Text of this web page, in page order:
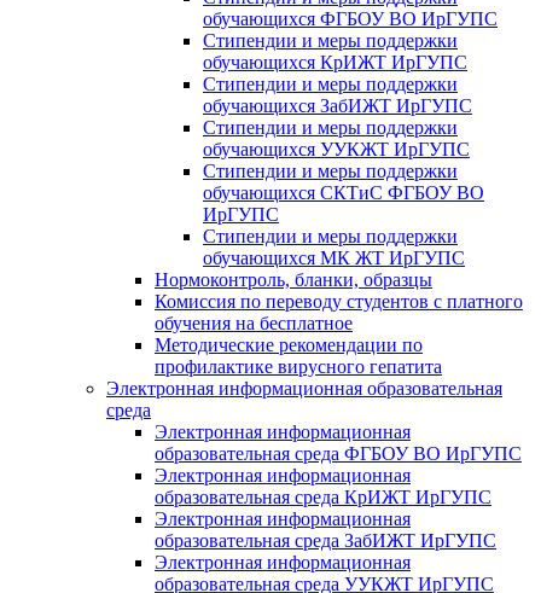
обучающихся ФГБОУ ВО ИрГУПС
Стипендии и меры поддержки
обучающихся КрИЖТ ИрГУПС
Стипендии и меры поддержки
обучающихся ЗабИЖТ ИрГУПС
Стипендии и меры поддержки
обучающихся УУКЖТ ИрГУПС
Стипендии и меры поддержки
обучающихся СКТиС ФГБОУ ВО
ИрГУПС
Стипендии и меры поддержки
обучающихся МК ЖТ ИрГУПС
Нормоконтроль, бланки, образцы
Комиссия по переводу студентов с платного
обучения на бесплатное
Методические рекомендации по
профилактике вирусного гепатита
Электронная информационная образовательная
среда
Электронная информационная
образовательная среда ФГБОУ ВО ИрГУПС
Электронная информационная
образовательная среда КрИЖТ ИрГУПС
Электронная информационная
образовательная среда ЗабИЖТ ИрГУПС
Электронная информационная
образовательная среда УУКЖТ ИрГУПС